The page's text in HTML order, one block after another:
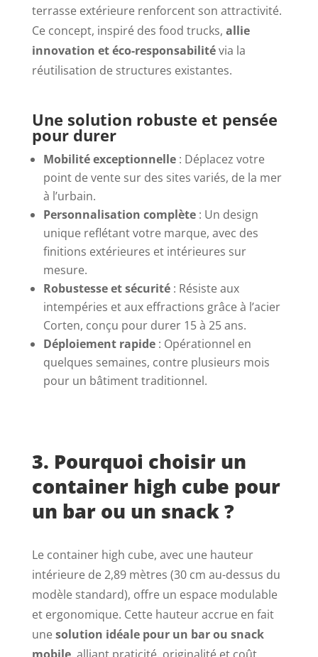
terrasse extérieure renforcent son attractivité.
Ce concept, inspiré des food trucks, allie
innovation et éco-responsabilitévia la
réutilisation de structures existantes.
Une solution robuste et pensée
pour durer
Mobilité exceptionnelle: Déplacez votre
point de vente sur des sites variés, de la mer
à l’urbain.
Personnalisation complète: Un design
unique reflétant votre marque, avec des
finitions extérieures et intérieures sur
mesure.
Robustesse et sécurité: Résiste aux
intempéries et aux effractions grâce à l’acier
Corten, conçu pour durer 15 à 25 ans.
Déploiement rapide: Opérationnel en
quelques semaines, contre plusieurs mois
pour un bâtiment traditionnel.
3. Pourquoi choisir un
container high cube pour
un bar ou un snack ?
Le container high cube, avec une hauteur
intérieure de 2,89 mètres (30 cm au-dessus du
modèle standard), offre un espace modulable
et ergonomique. Cette hauteur accrue en fait
unesolution idéale pour un bar ou snack